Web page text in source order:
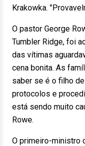
Krakowka.
O pastor George
Tumbler Ridge, foi
das vítimas
cena bonita. As
saber se é o filho
protocolos e
está sendo muito
Rowe.
O primeiro-ministro